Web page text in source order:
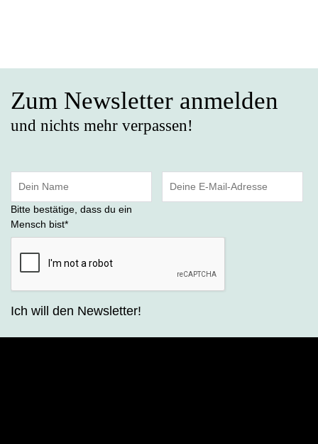
Zum Newsletter anmelden
und nichts mehr verpassen!
Bitte bestätige, dass du ein
Mensch bist*
Ich will den Newsletter!